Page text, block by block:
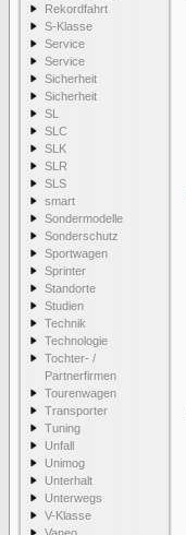
Rekordfahrt
S-Klasse
Service
Service
Sicherheit
Sicherheit
SL
SLC
SLK
SLR
SLS
smart
Sondermodelle
Sonderschutz
Sportwagen
Sprinter
Standorte
Studien
Technik
Technologie
Tochter- /
Partnerfirmen
Tourenwagen
Transporter
Tuning
Unfall
Unimog
Unterhalt
Unterwegs
V-Klasse